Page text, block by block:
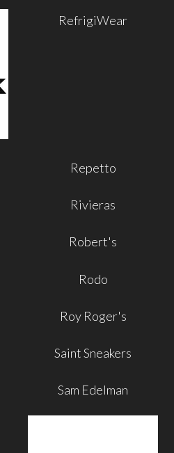
RefrigiWear
Repetto
Rivieras
Robert's
Rodo
Roy Roger's
Saint Sneakers
Sam Edelman